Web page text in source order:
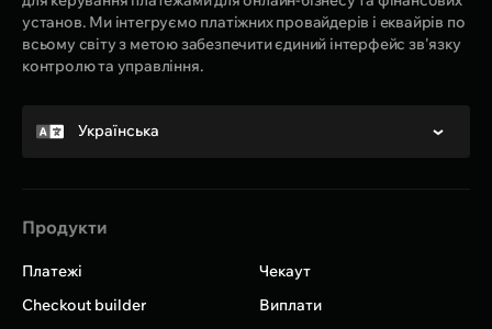
установ. Ми інтегруємо платіжних провайдерів і еквайрів по
всьому світу з метою забезпечити єдиний інтерфейс зв'язку
контролю та управління.
Продукти
Платежі
Чекаут
Checkout builder
Виплати
Українська